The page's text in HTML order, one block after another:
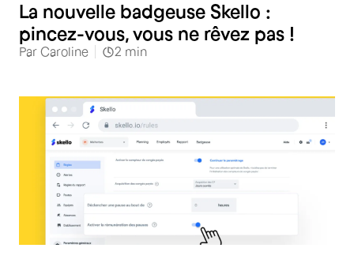
La nouvelle badgeuse Skello :
pincez-vous, vous ne rêvez pas !
Par Caroline 2 min